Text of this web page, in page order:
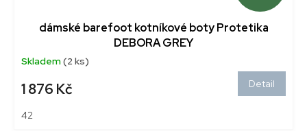
dámské barefoot kotníkové boty Protetika
DEBORA GREY
Skladem(2 ks)
1 876 Kč Detail
42